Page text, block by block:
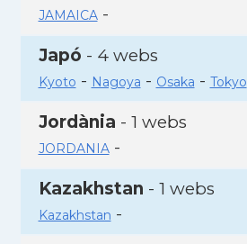
JAMAICA-
Japó - 4 webs
Kyoto - Nagoya - Osaka - Tokyo
Jordània - 1 webs
JORDANIA-
Kazakhstan - 1 webs
Kazakhstan -